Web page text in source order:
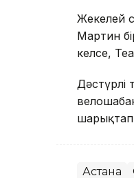
Жекелей
Мартин
келсе,
Дәстүрлі
шарықтап
Астана